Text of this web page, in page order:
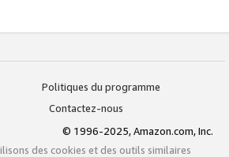
Politiques du programme
Contactez-nous
© 1996-2025, Amazon.com, Inc.
des cookies et des outils similaires